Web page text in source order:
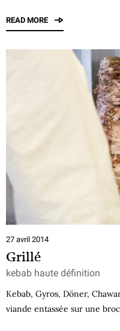
READ MORE
27 avril 2014
Grillé
kebab haute définition
Kebab, Gyros, Döner,
viande entassée sur une